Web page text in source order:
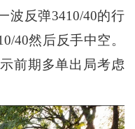
波反弹3410/40的行
40然后反手中空。
前期多单出局考虑